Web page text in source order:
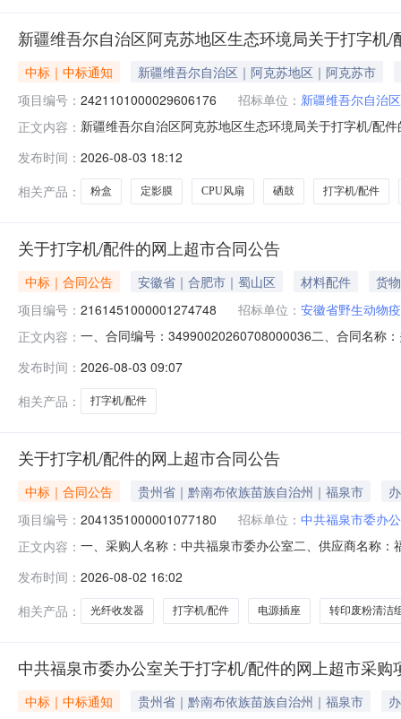
新疆维吾尔自治区阿克苏地区生态环境局关于打字机
中标｜中标通知
新疆维吾尔自治区｜阿克苏地区｜阿克苏市
项目编号： 2421101000029606176 招标单位： 新疆维吾尔自治
正文内容： 新疆维吾尔自治区阿克苏地区生态环境局关于打字机/配
文号:采购计划金额（元）:项目所在行政区划编码
发布时间： 2026-08-03 18:12
相关产品：
粉盒 定影膜 CPU风扇 硒鼓 打字机/配件
关于打字机/配件的网上超市合同公告
中标｜合同公告 安徽省｜合肥市｜蜀山区 材料配件
货物
项目编号： 2161451000001274748 招标单位： 安徽省野生动物
正文内容： 一、合同编号：34990020260708000036二、合同名称
商（乙方）：紫迈电子商务有限公司地址：安徽省合肥
发布时间： 2026-08-03 09:07
相关产品：
打字机/配件
关于打字机/配件的网上超市合同公告
中标｜合同公告 贵州省｜黔南布依族苗族自治州｜福泉市
项目编号： 2041351000001077180 招标单位： 中共福泉市委办
正文内容： 一、采购人名称：中共福泉市委办公室二、供应商名称
件立思辰/LANXUMGA9540cdn,套1.007807802公牛
发布时间： 2026-08-02 16:02
相关产品：
光纤收发器 打字机/配件 电源插座 转印废粉清洁
中共福泉市委办公室关于打字机/配件的网上超市采购
中标｜中标通知 贵州省｜黔南布依族苗族自治州｜福泉市